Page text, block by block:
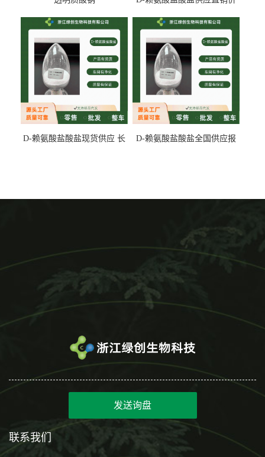
D-赖氨酸盐酸盐现货供应 长
D-赖氨酸盐酸盐全国供应报
发送询盘
联系我们